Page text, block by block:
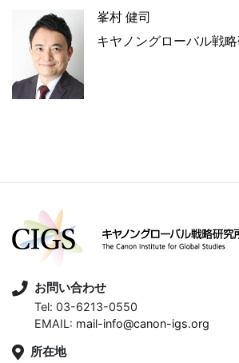
峯村 健司
キヤノングローバル戦
お問い合わせ
Tel: 03-6213-0550
EMAIL: mail-info@canon-igs.org
所在地